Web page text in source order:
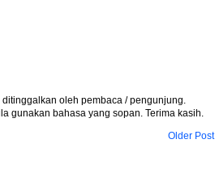
oleh pembaca / pengunjung.
gunakan bahasa yang sopan. Terima kasih.
Older Post